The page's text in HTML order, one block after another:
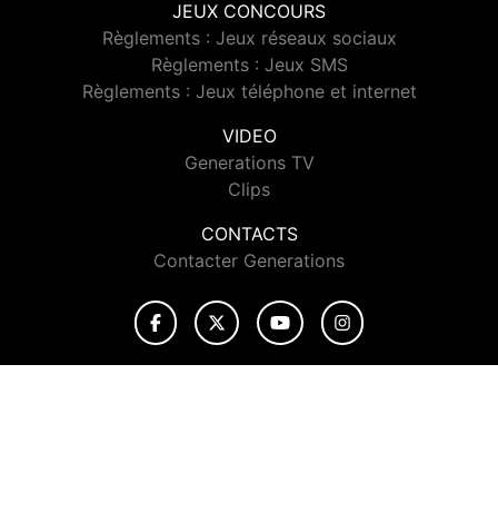
JEUX CONCOURS
Règlements : Jeux réseaux sociaux
Règlements : Jeux SMS
Règlements : Jeux téléphone et internet
VIDEO
Generations TV
Clips
CONTACTS
Contacter Generations